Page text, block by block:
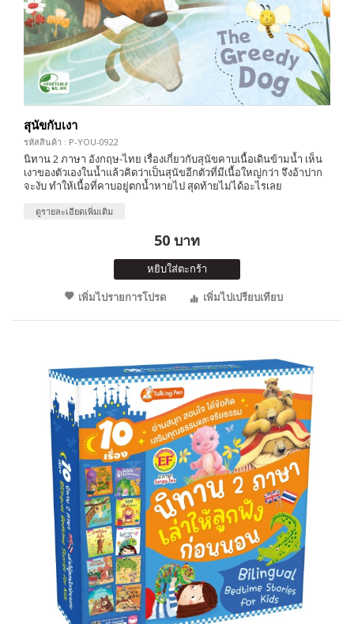
สุนัขกับเงา
รหัสสินค้า : P-YOU-0922
นิทาน 2 ภาษา อังกฤษ-ไทย เรื่องเกี่ยวกับสุนัขคาบเนื้อเดินข้ามน้ำ เห็น
เงาของตัวเองในน้ำแล้วคิดว่าเป็นสุนัขอีกตัวที่มีเนื้อใหญ่กว่า จึงอ้าปาก
จะงับ ทำให้เนื้อที่คาบอยู่ตกน้ำหายไป สุดท้ายไม่ได้อะไรเลย
ดูรายละเอียดเพิ่มเติม
50 บาท
หยิบใส่ตะกร้า
เพิ่มไปรายการโปรด
เพิ่มไปเปรียบเทียบ